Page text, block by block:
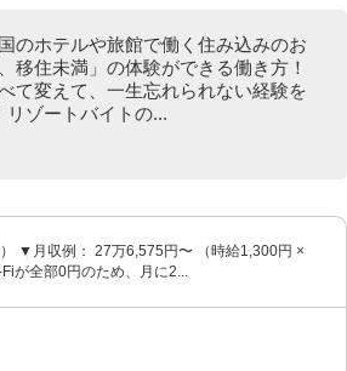
のホテルや旅館で働く住み込みのお
移住未満」の体験ができる働き方！
て変えて、一生忘れられない経験を
リゾートバイトの...
▼月収例： 27万6,575円〜 （時給1,300円 ×
が全部0円のため、月に2...